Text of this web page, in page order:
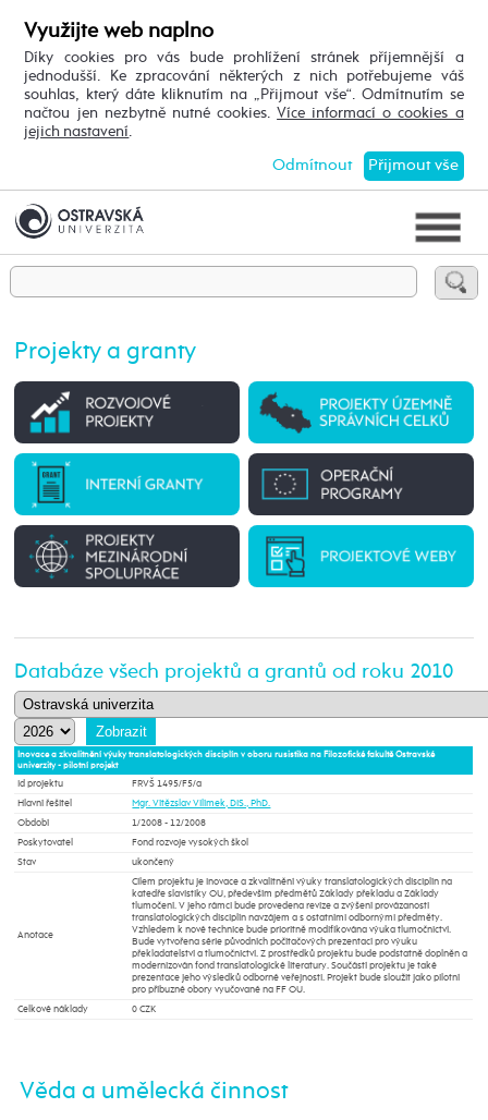
Využijte web naplno
Díky cookies pro vás bude prohlížení stránek příjemnější a
jednodušší. Ke zpracování některých z nich potřebujeme váš
souhlas, který dáte kliknutím na „Přijmout vše“. Odmítnutím se
načtou jen nezbytně nutné cookies.Více informací o cookies a
jejich nastavení
Přijmout vše
Odmítnout
Projekty a granty
Databáze všech projektů a grantů od roku 2010
Inovace a zkvalitnění výuky translatologických disciplín v oboru rusistika na Filozofické fakultě Ostravské
univerzity - pilotní projekt
Id projektu
FRVŠ 1495/F5/a
Hlavní řešitel
Mgr. Vítězslav Vilímek, DiS., PhD.
Období
1/2008 - 12/2008
Poskytovatel
Fond rozvoje vysokých škol
Stav
ukončený
Anotace
Cílem projektu je inovace a zkvalitnění výuky translatologických disciplín na
katedře slavistiky OU, především předmětů Základy překladu a Základy
tlumočení. V jeho rámci bude provedena revize a zvýšení provázanosti
translatologických disciplín navzájem a s ostatními odbornými předměty.
Vzhledem k nové technice bude prioritně modifikována výuka tlumočnictví.
Bude vytvořena série původních počítačových prezentací pro výuku
překladatelství a tlumočnictví. Z prostředků projektu bude podstatně doplněn a
modernizován fond translatologické literatury. Součástí projektu je také
prezentace jeho výsledků odborné veřejnosti. Projekt bude sloužit jako pilotní
pro příbuzné obory vyučované na FF OU.
Celkové náklady
0 CZK
Věda a umělecká činnost